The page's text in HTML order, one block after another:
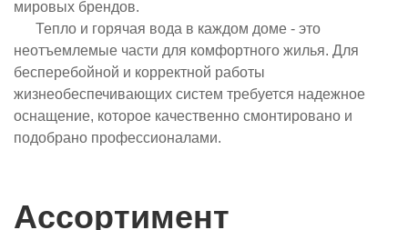
мировых брендов.
Тепло и горячая вода в каждом доме - это
неотъемлемые части для комфортного жилья. Для
бесперебойной и корректной работы
жизнеобеспечивающих систем требуется надежное
оснащение, которое качественно смонтировано и
подобрано профессионалами.
Ассортимент